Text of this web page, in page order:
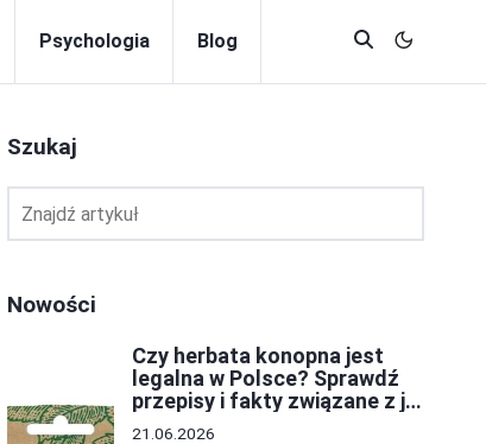
Psychologia Blog
Szukaj
Nowości
Czy herbata konopna jest
legalna w Polsce? Sprawdź
przepisy i fakty związane z jej
stosowaniem
21.06.2026